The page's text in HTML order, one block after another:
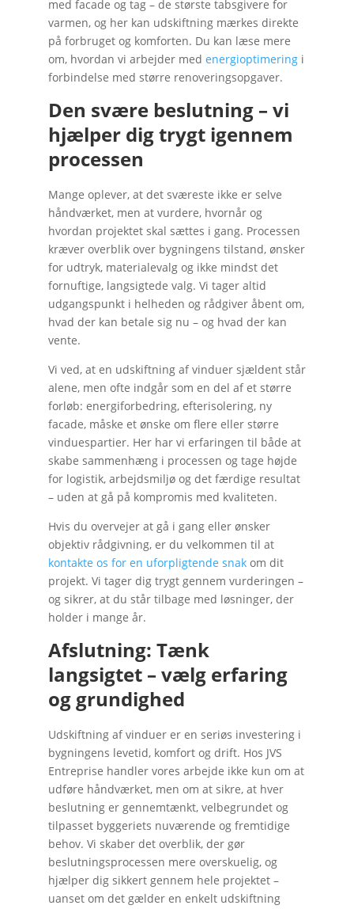
med facade og tag – de største tabsgivere for
varmen, og her kan udskiftning mærkes direkte
på forbruget og komforten. Du kan læse mere
om, hvordan vi arbejder med energioptimeringi
forbindelse med større renoveringsopgaver.
Den svære beslutning – vi
hjælper dig trygt igennem
processen
Mange oplever, at det sværeste ikke er selve
håndværket, men at vurdere, hvornår og
hvordan projektet skal sættes i gang. Processen
kræver overblik over bygningens tilstand, ønsker
for udtryk, materialevalg og ikke mindst det
fornuftige, langsigtede valg. Vi tager altid
udgangspunkt i helheden og rådgiver åbent om,
hvad der kan betale sig nu – og hvad der kan
vente.
Vi ved, at en udskiftning af vinduer sjældent står
alene, men ofte indgår som en del af et større
forløb: energiforbedring, efterisolering, ny
facade, måske et ønske om flere eller større
vinduespartier. Her har vi erfaringen til både at
skabe sammenhæng i processen og tage højde
for logistik, arbejdsmiljø og det færdige resultat
– uden at gå på kompromis med kvaliteten.
Hvis du overvejer at gå i gang eller ønsker
objektiv rådgivning, er du velkommen til at
kontakte os for en uforpligtende snakom dit
projekt. Vi tager dig trygt gennem vurderingen –
og sikrer, at du står tilbage med løsninger, der
holder i mange år.
Afslutning: Tænk
langsigtet – vælg erfaring
og grundighed
Udskiftning af vinduer er en seriøs investering i
bygningens levetid, komfort og drift. Hos JVS
Entreprise handler vores arbejde ikke kun om at
udføre håndværket, men om at sikre, at hver
beslutning er gennemtænkt, velbegrundet og
tilpasset byggeriets nuværende og fremtidige
behov. Vi skaber det overblik, der gør
beslutningsprocessen mere overskuelig, og
hjælper dig sikkert gennem hele projektet –
uanset om det gælder en enkelt udskiftning